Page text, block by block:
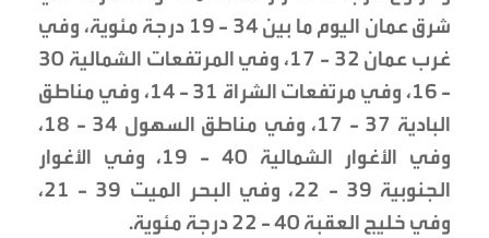
شرق عمان اليوم ما بين 34 - 19 درجة مئوية، وفي
غرب عمان 32 - 17، وفي المرتفعات الشمالية 30
- 16، وفي مرتفعات الشراة 31 - 14، وفي مناطق
البادية 37 - 17، وفي مناطق السهول 34 - 18،
وفي الأغوار الشمالية 40 - 19، وفي الأغوار
الجنوبية 39 - 22، وفي البحر الميت 39 - 21،
وفي خليج العقبة 40 - 22 درجة مئوية.